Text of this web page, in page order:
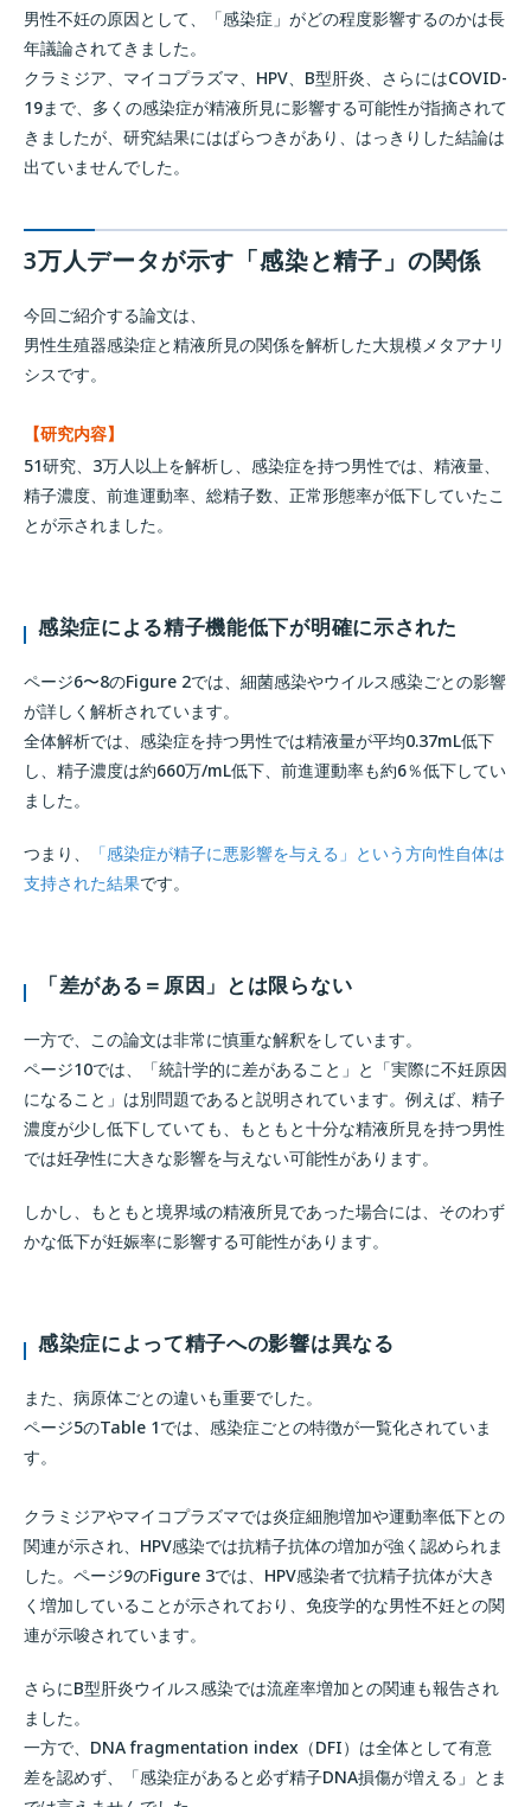
男性不妊の原因として、「感染症」がどの程度影響するのかは長
年議論されてきました。
クラミジア、マイコプラズマ、HPV、B型肝炎、さらにはCOVID-
19まで、多くの感染症が精液所見に影響する可能性が指摘されて
きましたが、研究結果にはばらつきがあり、はっきりした結論は
出ていませんでした。
3万人データが示す「感染と精子」の関係
今回ご紹介する論文は、
男性生殖器感染症と精液所見の関係を解析した大規模メタアナリ
シスです。
【研究内容】
51研究、3万人以上を解析し、感染症を持つ男性では、精液量、
精子濃度、前進運動率、総精子数、正常形態率が低下していたこ
とが示されました。
感染症による精子機能低下が明確に示された
ページ6〜8のFigure 2では、細菌感染やウイルス感染ごとの影響
が詳しく解析されています。
全体解析では、感染症を持つ男性では精液量が平均0.37mL低下
し、精子濃度は約660万/mL低下、前進運動率も約6％低下してい
ました。
つまり、
「感染症が精子に悪影響を与える」という方向性自体は
支持された結果です。
「差がある＝原因」とは限らない
一方で、この論文は非常に慎重な解釈をしています。
ページ10では、「統計学的に差があること」と「実際に不妊原因
になること」は別問題であると説明されています。例えば、精子
濃度が少し低下していても、もともと十分な精液所見を持つ男性
では妊孕性に大きな影響を与えない可能性があります。
しかし、もともと境界域の精液所見であった場合には、そのわず
かな低下が妊娠率に影響する可能性があります。
感染症によって精子への影響は異なる
また、病原体ごとの違いも重要でした。
ページ5のTable 1では、感染症ごとの特徴が一覧化されていま
す。
クラミジアやマイコプラズマでは炎症細胞増加や運動率低下との
関連が示され、HPV感染では抗精子抗体の増加が強く認められま
した。ページ9のFigure 3では、HPV感染者で抗精子抗体が大き
く増加していることが示されており、免疫学的な男性不妊との関
連が示唆されています。
さらにB型肝炎ウイルス感染では流産率増加との関連も報告され
ました。
一方で、DNA fragmentation index（DFI）は全体として有意
差を認めず、「感染症があると必ず精子DNA損傷が増える」とま